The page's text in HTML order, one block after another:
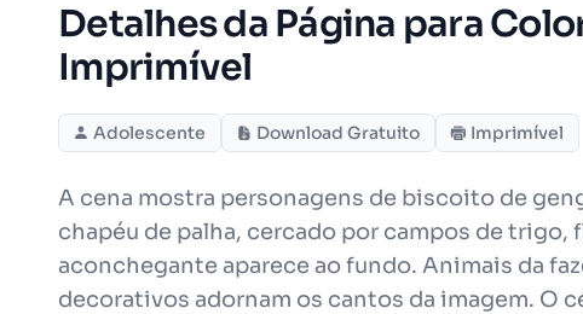
Detalhes da Página para
Imprimível
Adolescente Download Gratuito Imprimível
A cena mostra personagens de biscoito de
chapéu de palha, cercado por campos de
aconchegante aparece ao fundo. Animais da
decorativos adornam os cantos da imagem. O